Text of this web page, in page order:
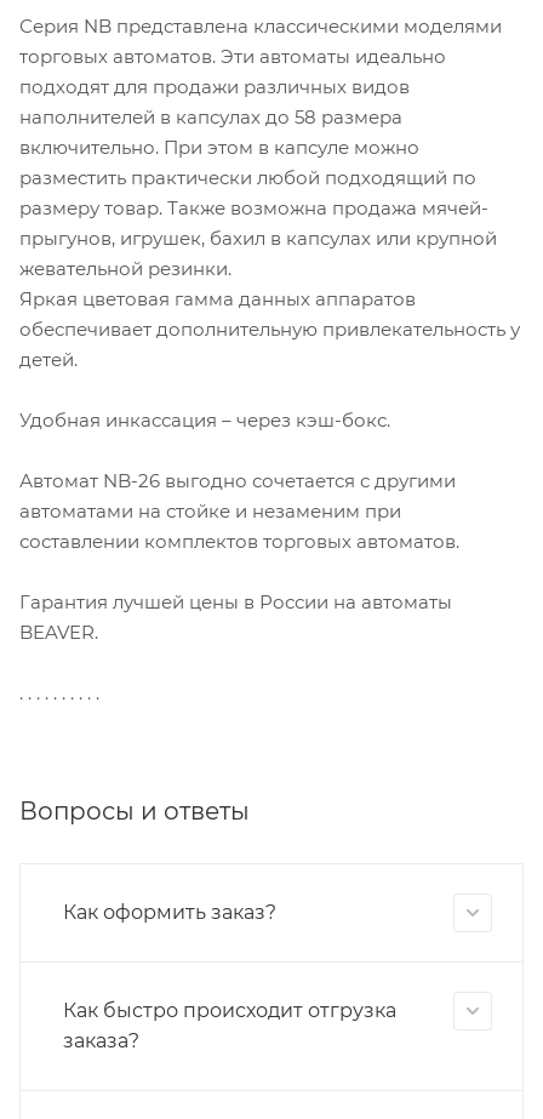
Серия NB представлена классическими моделями
торговых автоматов. Эти автоматы идеально
подходят для продажи различных видов
наполнителей в капсулах до 58 размера
включительно. При этом в капсуле можно
разместить практически любой подходящий по
размеру товар. Также возможна продажа мячей-
прыгунов, игрушек, бахил в капсулах или крупной
жевательной резинки.
Яркая цветовая гамма данных аппаратов
обеспечивает дополнительную привлекательность у
детей.
Удобная инкассация – через кэш-бокс.
Автомат NB-26 выгодно сочетается с другими
автоматами на стойке и незаменим при
составлении комплектов торговых автоматов.
Гарантия лучшей цены в России на автоматы
BEAVER.
. . . . . . . . . .
Вопросы и ответы
Как оформить заказ?
Как быстро происходит отгрузка
заказа?